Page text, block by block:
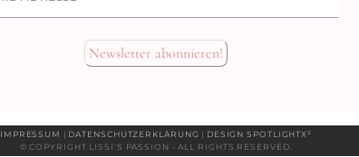
Newsletter abonnieren!
IMPRESSUM | DATENSCHUTZERKLÄRUNG | DESIGN SPOTLIGHTX²
© COPYRIGHT LISSI'S PASSION - ALL RIGHTS RESERVED.